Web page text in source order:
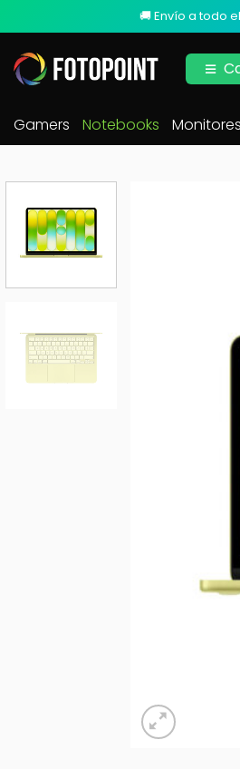
🚚 Envío a todo
Gamers Notebooks Monitores